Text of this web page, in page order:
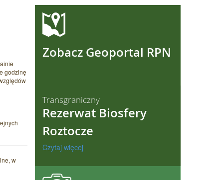
godzinę
w
Zobacz Geoportal RPN
Transgraniczny
Rezerwat Biosfery
Roztocze
Czytaj więcej